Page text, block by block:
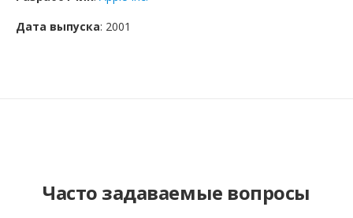
Дата выпуска: 2001
Часто задаваемые вопросы